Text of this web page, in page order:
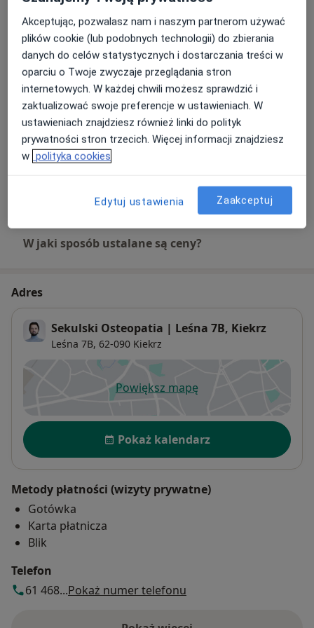
➡️ Doświadczyłem wielu urazów jako sportowiec, jak i
w życiu codziennym oraz poddałem się różnym
zabiegom rehabilitacji, z kilkunastu szkół terapii.
➡️ Na sobie doświadczyłem skuteczności niektórych
podejść, a następnie wybrałem by zgłębić te
najskuteczniejsze i stosować w swojej pracy, by jeszcze
lepiej wspierać moich pacjentów w powrocie do
Serdecznie zapraszam do skorzystania z moich usług.
Szymon Sekulski
Konsultacja fizjoterapeutyczna
300 zł Szczegóły Umów wizytę
Konsultacja fizjoterapeutyczna
(kolejna wizyta)
300 zł Szczegóły
Umów wizytę
Osteopatia
W jaki sposób ustalane są ceny?
Adres
Sekulski Osteopatia | Leśna 7B, Kiekrz
Leśna 7B, 62-090 Kiekrz
Powiększ mapęotwiera się w nowej karcie
Dostępność
Pokaż kalendarz
Metody płatności (wizyty prywatne)
Gotówka
Karta płatnicza
Blik
Telefon
61 468...Pokaż numer telefonu
Akceptując, pozwalasz nam i naszym partnerom używać
plików cookie (lub podobnych technologii) do zbierania
danych do celów statystycznych i dostarczania treści w
oparciu o Twoje zwyczaje przeglądania stron
internetowych. W każdej chwili możesz sprawdzić i
zaktualizować swoje preferencje w ustawieniach. W
ustawieniach znajdziesz również linki do polityk
prywatności stron trzecich. Więcej informacji znajdziesz
w polityka cookies
Edytuj ustawienia Zaakceptuj